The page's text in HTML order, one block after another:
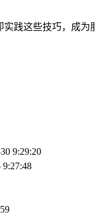
践这些技巧，成为
9:29:20
9:27:48